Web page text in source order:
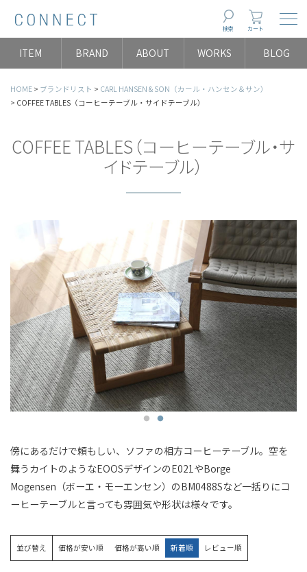
検索 カート
ITEM BRAND ABOUT WORKS BLOG
HOME ブランドリスト
CARL HANSEN & SON（カール・ハンセン＆サン）
COFFEE TABLES（コーヒーテーブル・サイドテーブル）
COFFEE TABLES（コーヒーテーブル・サ
イドテーブル）
傍にあるだけで頼もしい、ソファの相方コーヒーテーブル。空を
舞うカイトのようなEOOSデザインのE021やBorge
Mogensen（ボーエ・モーエンセン）のBM0488Sなど一括りにコ
ーヒーテーブルと言っても雰囲気や形状は様々です。
並び替え 価格が安い順 価格が高い順 新着順 レビュー順